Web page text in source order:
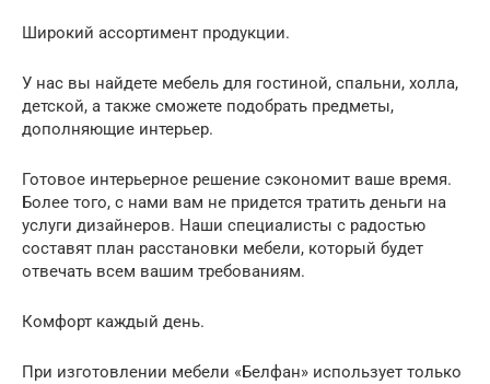
Широкий ассортимент продукции.
У нас вы найдете мебель для гостиной, спальни, холла,
детской, а также сможете подобрать предметы,
дополняющие интерьер.
Готовое интерьерное решение сэкономит ваше время.
Более того, с нами вам не придется тратить деньги на
услуги дизайнеров. Наши специалисты с радостью
составят план расстановки мебели, который будет
отвечать всем вашим требованиям.
Комфорт каждый день.
При изготовлении мебели «Белфан» использует только